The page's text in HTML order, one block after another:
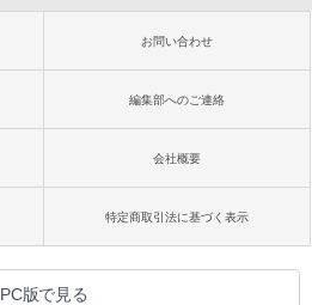
お問い合わせ
編集部へのご連絡
会社概要
特定商取引法に基づく表示
PC版で見る